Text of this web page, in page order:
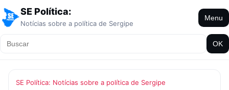
SE Política:
Notícias sobre a política de Sergipe
Menu
OK
SE Política: Notícias sobre a política de Sergipe